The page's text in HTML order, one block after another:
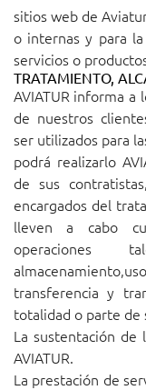
sitios web de
o internas y para
servicios o
TRATAMIENTO,
AVIATUR informa
de nuestros
ser utilizados para
podrá realizarlo
de sus
encargados del
lleven a cabo
operaciones
transferencia y
totalidad o parte de
La sustentación de
AVIATUR.
La prestación de